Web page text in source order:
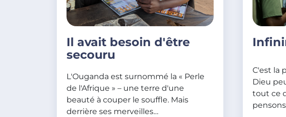
Il avait besoin d'être
secouru
L'Ouganda est surnommé la « Perle
de l'Afrique » – une terre d'une
beauté à couper le souffle. Mais
derrière ses merveilles…
C'est la
Dieu
tout ce